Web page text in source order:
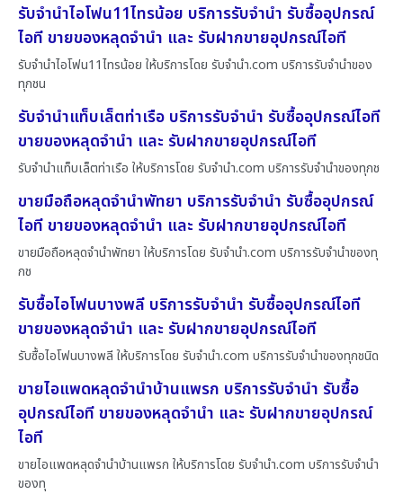
รับจำนำไอโฟน11ไทรน้อย บริการรับจำนำ รับซื้ออุปกรณ์
ไอที ขายของหลุดจำนำ และ รับฝากขายอุปกรณ์ไอที
รับจำนำไอโฟน11ไทรน้อย ให้บริการโดย รับจํานํา.com บริการรับจำนำของ
ทุกชน
รับจำนำแท็บเล็ตท่าเรือ บริการรับจำนำ รับซื้ออุปกรณ์ไอที
ขายของหลุดจำนำ และ รับฝากขายอุปกรณ์ไอที
รับจำนำแท็บเล็ตท่าเรือ ให้บริการโดย รับจํานํา.com บริการรับจำนำของทุกช
ขายมือถือหลุดจำนำพัทยา บริการรับจำนำ รับซื้ออุปกรณ์
ไอที ขายของหลุดจำนำ และ รับฝากขายอุปกรณ์ไอที
ขายมือถือหลุดจำนำพัทยา ให้บริการโดย รับจํานํา.com บริการรับจำนำของทุ
กช
รับซื้อไอโฟนบางพลี บริการรับจำนำ รับซื้ออุปกรณ์ไอที
ขายของหลุดจำนำ และ รับฝากขายอุปกรณ์ไอที
รับซื้อไอโฟนบางพลี ให้บริการโดย รับจํานํา.com บริการรับจำนำของทุกชนิด
ขายไอแพดหลุดจำนำบ้านแพรก บริการรับจำนำ รับซื้อ
อุปกรณ์ไอที ขายของหลุดจำนำ และ รับฝากขายอุปกรณ์
ไอที
ขายไอแพดหลุดจำนำบ้านแพรก ให้บริการโดย รับจํานํา.com บริการรับจำนำ
ของทุ